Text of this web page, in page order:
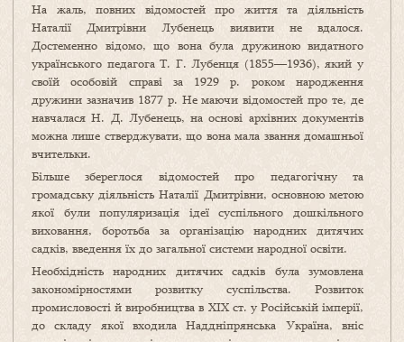
На жаль, повних відомостей про життя та діяльність
Наталії Дмитрівни Лубенець виявити не вдалося.
Достеменно відомо, що вона була дружиною видатного
українського педагога Т. Г. Лубенця (1855—1936), який у
своїй особовій справі за 1929 р. роком народження
дружини зазначив 1877 р. Не маючи відомостей про те, де
навчалася Н. Д. Лубенець, на основі архівних документів
можна лише стверджувати, що вона мала звання домашньої
вчительки.
Більше збереглося відомостей про педагогічну та
громадську діяльність Наталії Дмитрівни, основною метою
якої були популяризація ідеї суспільного дошкільного
виховання, боротьба за організацію народних дитячих
садків, введення їх до загальної системи народної освіти.
Необхідність народних дитячих садків була зумовлена
закономірностями розвитку суспільства. Розвиток
промисловості й виробництва в XIX ст. у Російській імперії,
до складу якої входила Наддніпрянська Україна, вніс